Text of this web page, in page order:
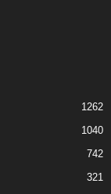
1262
1040
742
321